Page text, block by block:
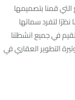
المشاريع التي قمنا بتصميمها
لتفرد سماتها
في جميع انشطتنا
التطوير العقاري في